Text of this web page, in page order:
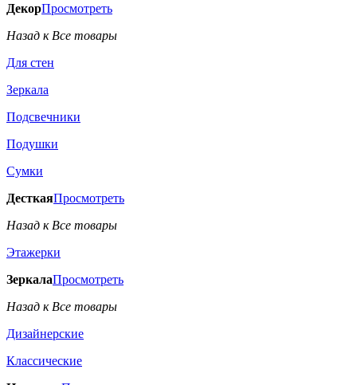
ДекорПросмотреть
Назад к Все товары
Для стен
Зеркала
Подсвечники
Подушки
Сумки
ДесткаяПросмотреть
Назад к Все товары
Этажерки
ЗеркалаПросмотреть
Назад к Все товары
Дизайнерские
Классические